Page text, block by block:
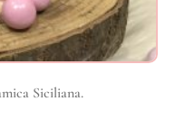
Siciliana.